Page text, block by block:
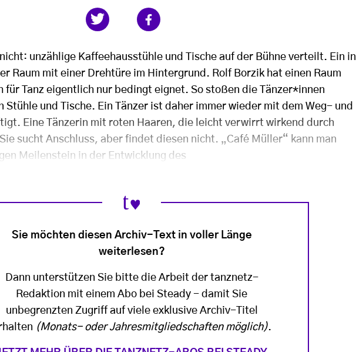
unzählige Kaffeehausstühle und Tische auf der Bühne verteilt. Ein in
Raum mit einer Drehtüre im Hintergrund. Rolf Borzik hat einen Raum
für Tanz eigentlich nur bedingt eignet. So stoßen die Tänzer*innen
Stühle und Tische. Ein Tänzer ist daher immer wieder mit dem Weg- und
Eine Tänzerin mit roten Haaren, die leicht verwirrt wirkend durch
sucht Anschluss, aber findet diesen nicht. „Café Müller“ kann man
Meilenstein in der Entwicklung des
Sie möchten diesen Archiv-Text in voller Länge
weiterlesen?
Dann unterstützen Sie bitte die Arbeit der tanznetz-
Redaktion mit einem Abo bei Steady - damit Sie
unbegrenzten Zugriff auf viele exklusive Archiv-Titel
(Monats- oder Jahresmitgliedschaften möglich).